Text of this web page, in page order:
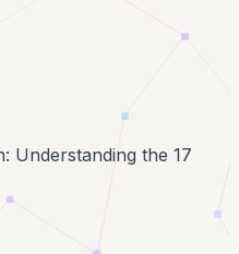
Understanding the 17